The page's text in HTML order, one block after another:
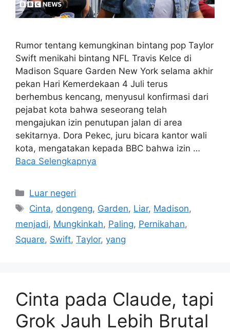
Rumor tentang kemungkinan bintang pop Taylor
Swift menikahi bintang NFL Travis Kelce di
Madison Square Garden New York selama akhir
pekan Hari Kemerdekaan 4 Juli terus
berhembus kencang, menyusul konfirmasi dari
pejabat kota bahwa seseorang telah
mengajukan izin penutupan jalan di area
sekitarnya. Dora Pekec, juru bicara kantor wali
kota, mengatakan kepada BBC bahwa izin …
Baca Selengkapnya
Kategori
Luar negeri
Tag
Cinta, dongeng, Garden, Liar, Madison,
menjadi, Mungkinkah, Paling, Pernikahan,
Square, Swift, Taylor, yang
Cinta pada Claude, tapi
Grok Jauh Lebih Brutal